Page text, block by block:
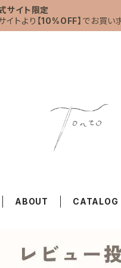
サイト限定
イトより 【10%OFF】 でお買い
ABOUT CATALOG